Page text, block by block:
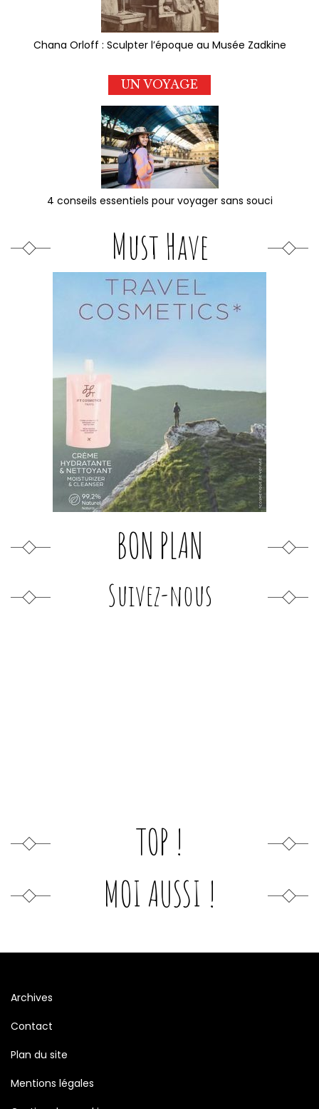
Chana Orloff : Sculpter l’époque au Musée Zadkine
UN VOYAGE
4 conseils essentiels pour voyager sans souci
Must Have
BON PLAN
Suivez-nous
TOP !
MOI AUSSI !
Archives
Contact
Plan du site
Mentions légales